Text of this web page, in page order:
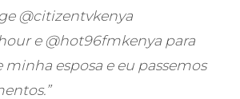
@citizentvkenya
e @hot96fmkenya para
esposa e eu passemos